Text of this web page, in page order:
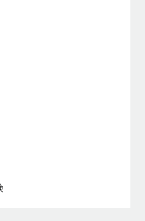
し、給与を支給できるようにす
ネスを守る方法
す。このため、自社のビジネス
。...